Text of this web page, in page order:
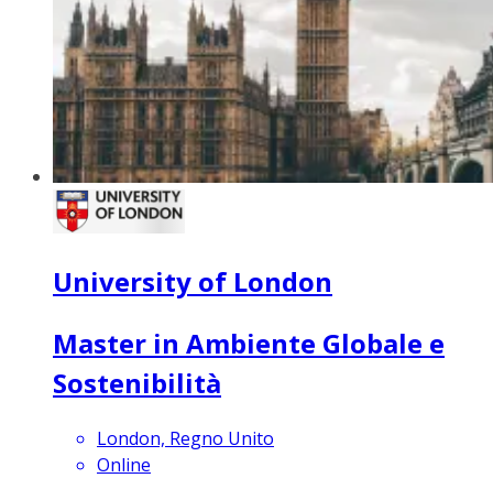
University of London
Master in Ambiente Globale e
Sostenibilità
London, Regno Unito
Online